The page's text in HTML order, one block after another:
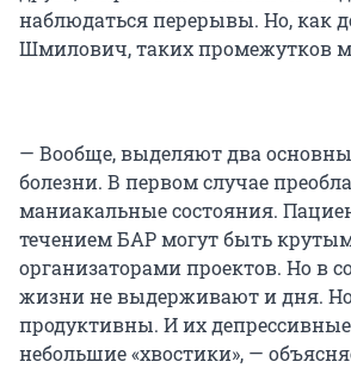
наблюдаться перерывы. Но, как
Шмилович, таких промежутков
— Вообще, выделяют два
болезни. В первом случае
маниакальные состояния.
течением БАР могут быть
организаторами проектов. Но в
жизни не выдерживают и дня.
продуктивны. И их
небольшие «хвостики», —